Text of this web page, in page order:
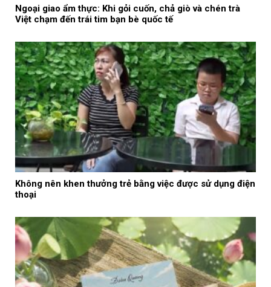
Ngoại giao ẩm thực: Khi gỏi cuốn, chả giò và chén trà
Việt chạm đến trái tim bạn bè quốc tế
Không nên khen thưởng trẻ bằng việc được sử dụng điện
thoại